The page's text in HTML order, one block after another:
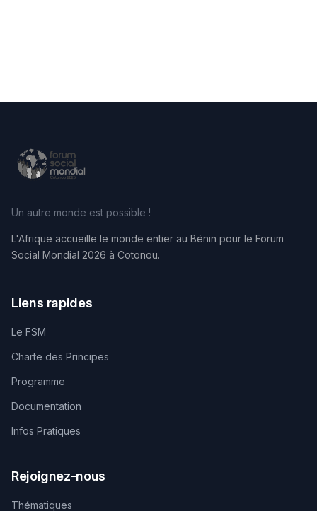
Un autre monde est possible !
L'Afrique accueille le monde entier au Bénin pour le Forum
Social Mondial 2026 à Cotonou.
Liens rapides
Le FSM
Charte des Principes
Programme
Documentation
Infos Pratiques
Rejoignez-nous
Thématiques